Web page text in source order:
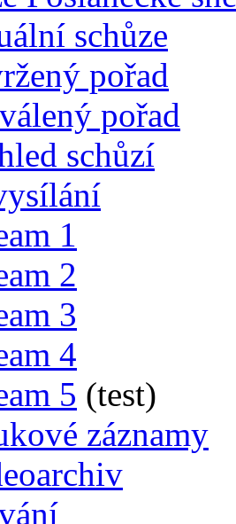
schůze
pořad
pořad
schůzí
1
2
3
4
5 (test)
záznamy